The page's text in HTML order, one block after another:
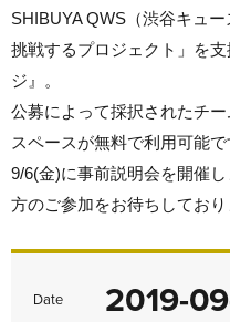
SHIBUYA QWS（渋谷キュ
挑戦するプロジェクト」を
ジ』。
公募によって採択されたチ
スペースが無料で利用可能で
9/6(金)に事前説明会を開催
方のご参加をお待ちしており
Date 2019-